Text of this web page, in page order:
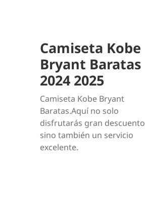
Camiseta Kobe
Bryant Baratas
2024 2025
Camiseta Kobe Bryant
Baratas.Aquí no solo
disfrutarás gran descuento
sino también un servicio
excelente.